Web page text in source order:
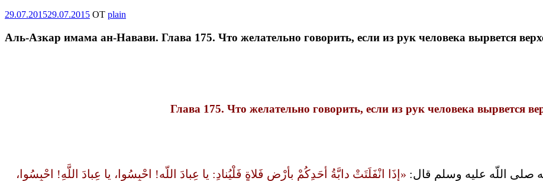
Опубликовано
29.07.201529.07.2015 OT plain
Аль-Азкар имама ан-Навави. Глава 175. Что желательно говорить, если из рук человека вырвется
Глава 175. Что желательно говорить, если из рук человека вырвется
صلى اللّه عليه وسلم قال‏:‏ «‏إذَا انْفَلَتَتْ دابَّةُ أحَدِكُمْ بأرْضِ فَلاةٍ فَلْيُنادِ‏:‏ يا عِبادَ اللّه‏!‏ احْبِسُوا، يا عِبادَ اللَّهِ‏!‏ احْبِسُوا،